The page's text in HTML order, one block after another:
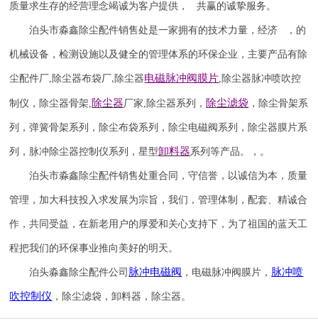
质量求生存的经营理念竭诚为客户提供， 共赢的诚挚服务。
泊头市淼鑫除尘配件销售处是一家拥有的技术力量，经济 ，的
机械设备，检测设施以及健全的管理体系的环保企业，主要产品有除
尘配件厂, 除尘器布袋厂, 除尘器电磁脉冲阀膜片, 除尘器脉冲喷吹控
制仪 ， 除尘器骨架,除尘器厂家, 除尘器系列， 除尘滤袋 ，除尘骨架系
列，弹簧骨架系列，除尘布袋系列，除尘电磁阀系列，除尘器膜片系
列，脉冲除尘器控制仪系列，星型卸料器系列等产品。，。
泊头市淼鑫除尘配件销售处重合同，守信誉，以诚信为本，质量
管理，加大科技投入求发展为宗旨，我们，管理体制，配套、精诚合
作，共同受益，在新老用户的厚爱和关心支持下，为了祖国的蓝天工
程把我们的环保事业推向美好的明天。
泊头淼鑫除尘配件公司 脉冲电磁阀 ，电磁脉冲阀膜片， 脉冲喷
吹控制仪 ，除尘滤袋，卸料器，除尘器。